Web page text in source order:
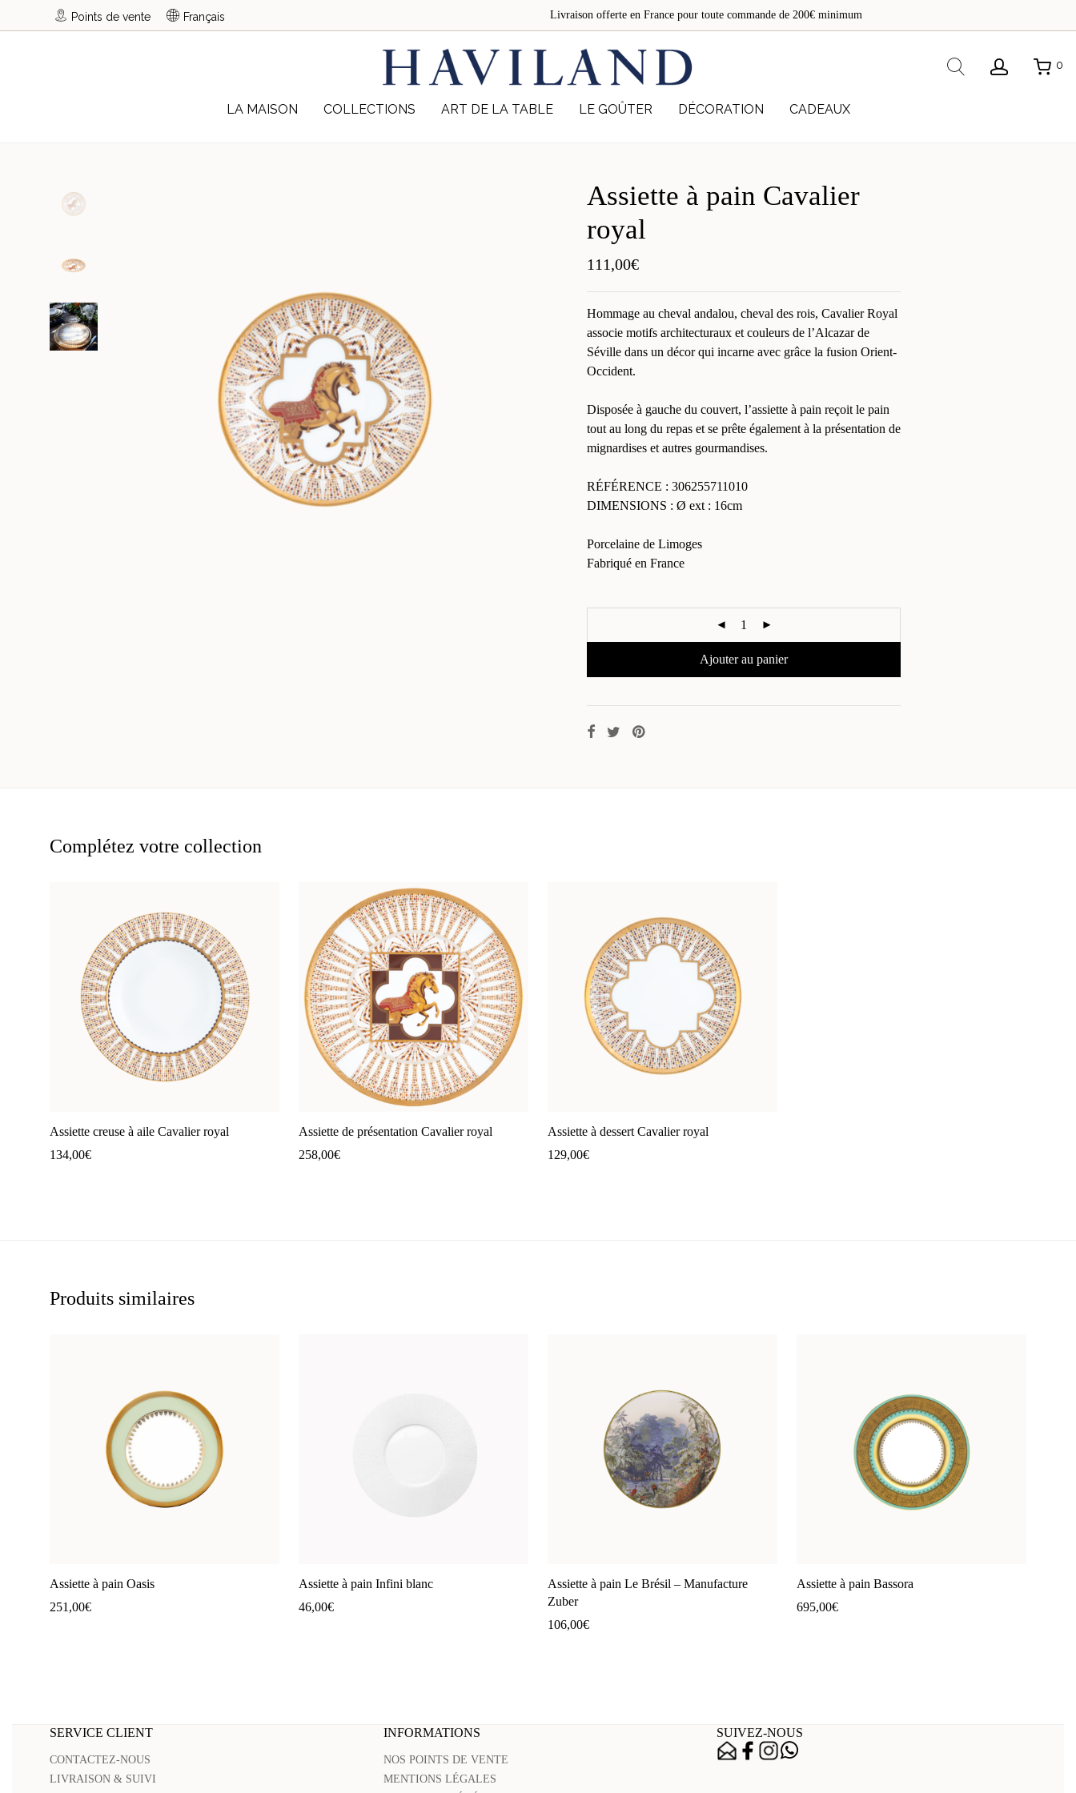
Livraison offerte en France pour toute commande de 200€ minimum
Points de vente Français
LA MAISON COLLECTIONS ART DE LA TABLE LE GOÛTER DÉCORATION CADEAUX
Rechercher0
Assiette à pain Cavalier
royal
111,00€
Hommage au cheval andalou, cheval des rois, Cavalier Royal
associe motifs architecturaux et couleurs de l’Alcazar de
Séville dans un décor qui incarne avec grâce la fusion Orient-
Occident.
Disposée à gauche du couvert, l’assiette à pain reçoit le pain
tout au long du repas et se prête également à la présentation de
mignardises et autres gourmandises.
RÉFÉRENCE : 306255711010
DIMENSIONS : Ø ext : 16cm
Porcelaine de Limoges
Fabriqué en France
Ajouter au panier
Complétez votre collection
Assiette creuse à aile Cavalier royal
134,00€
Assiette de présentation Cavalier royal
258,00€
Assiette à dessert Cavalier royal
129,00€
Produits similaires
Assiette à pain Oasis
251,00€
Assiette à pain Infini blanc
46,00€
Assiette à pain Le Brésil – Manufacture
Zuber
106,00€
Assiette à pain Bassora
695,00€
SERVICE CLIENT
CONTACTEZ-NOUS
LIVRAISON & SUIVI
INFORMATIONS
NOS POINTS DE VENTE
MENTIONS LÉGALES
SUIVEZ-NOUS